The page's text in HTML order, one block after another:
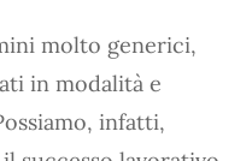
molto generici,
in modalità e
infatti,